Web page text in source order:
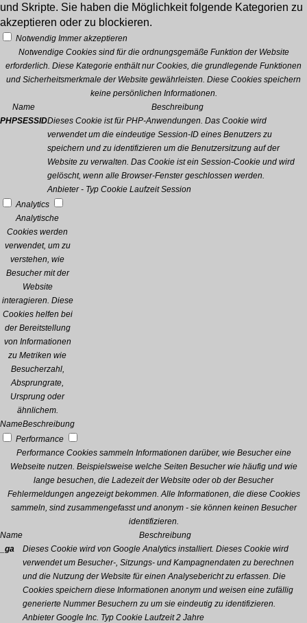
und Skripte. Sie haben die Möglichkeit folgende Kategorien zu
akzeptieren oder zu blockieren.
Notwendig Immer akzeptieren
Notwendige Cookies sind für die ordnungsgemäße Funktion der Website
erforderlich. Diese Kategorie enthält nur Cookies, die grundlegende Funktionen
und Sicherheitsmerkmale der Website gewährleisten. Diese Cookies speichern
keine persönlichen Informationen.
Name
Beschreibung
PHPSESSIDDieses Cookie ist für PHP-Anwendungen. Das Cookie wird
verwendet um die eindeutige Session-ID eines Benutzers zu
speichern und zu identifizieren um die Benutzersitzung auf der
Website zu verwalten. Das Cookie ist ein Session-Cookie und wird
gelöscht, wenn alle Browser-Fenster geschlossen werden.
Anbieter - Typ Cookie Laufzeit Session
Analytics
Analytische
Cookies werden
verwendet, um zu
verstehen, wie
Besucher mit der
Website
interagieren. Diese
Cookies helfen bei
der Bereitstellung
von Informationen
zu Metriken wie
Besucherzahl,
Absprungrate,
Ursprung oder
ähnlichem.
NameBeschreibung
Performance
Performance Cookies sammeln Informationen darüber, wie Besucher eine
Webseite nutzen. Beispielsweise welche Seiten Besucher wie häufig und wie
lange besuchen, die Ladezeit der Website oder ob der Besucher
Fehlermeldungen angezeigt bekommen. Alle Informationen, die diese Cookies
sammeln, sind zusammengefasst und anonym - sie können keinen Besucher
identifizieren.
Name
Beschreibung
_ga
Dieses Cookie wird von Google Analytics installiert. Dieses Cookie wird
verwendet um Besucher-, Sitzungs- und Kampagnendaten zu berechnen
und die Nutzung der Website für einen Analysebericht zu erfassen. Die
Cookies speichern diese Informationen anonym und weisen eine zufällig
generierte Nummer Besuchern zu um sie eindeutig zu identifizieren.
Anbieter Google Inc. Typ Cookie Laufzeit 2 Jahre